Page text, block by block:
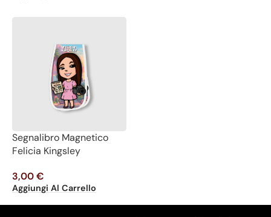
Segnalibro Magnetico
Felicia Kingsley
3,00€
Aggiungi Al Carrello